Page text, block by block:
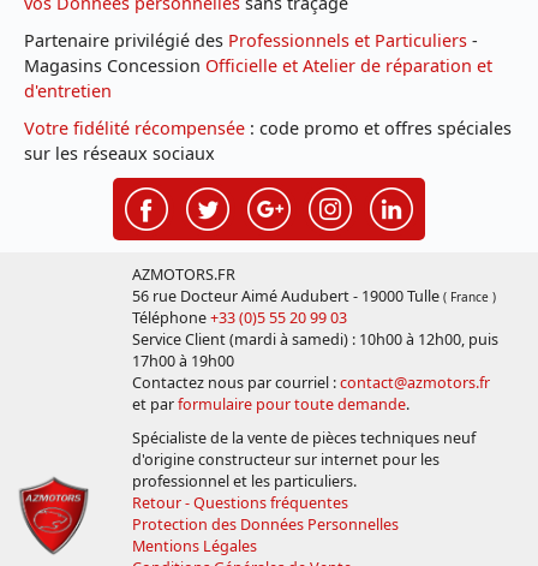
Partenaire privilégié des Professionnels et Particuliers -
Magasins Concession Officielle et Atelier de réparation et
d'entretien
Votre fidélité récompensée : code promo et offres spéciales
sur les réseaux sociaux
AZMOTORS.FR
56 rue Docteur Aimé Audubert - 19000 Tulle ( France )
Téléphone+33 (0)5 55 20 99 03
Service Client (mardi à samedi) : 10h00 à 12h00, puis
17h00 à 19h00
Contactez nous par courriel :contact@azmotors.fr
et parformulaire pour toute demande.
Spécialiste de la vente de pièces techniques neuf
d'origine constructeur sur internet pour les
professionnel et les particuliers.
Retour - Questions fréquentes
Protection des Données Personnelles
Mentions Légales